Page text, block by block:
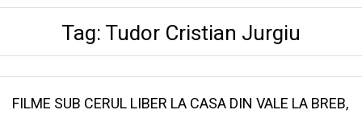
CULTURA
SANATATE
Tag: Tudor Cristian Jurgiu
FILME SUB CERUL LIBER LA CASA DIN VALE LA BREB,